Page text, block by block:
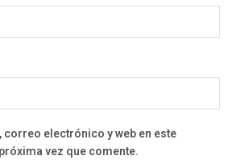
correo electrónico y web en este
vez que comente.